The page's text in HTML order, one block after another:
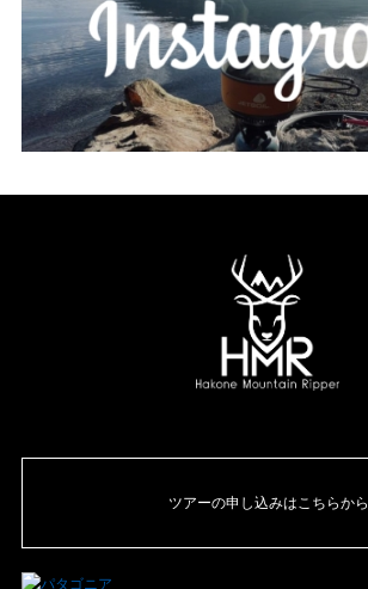
ツアーの申し込みはこちらから